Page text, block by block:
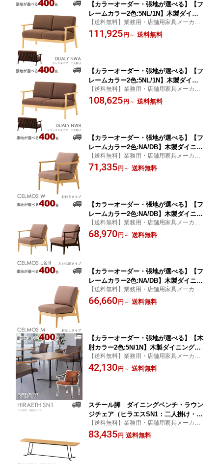
【カラーオーダー・張地が選べる】【フ
レームカラー2色:5NL/1N】木製ダイニ
ングチェア・ラウンジチェア・ソファ
（デュアリィNWA：ワークタイプ・二
【送料無料】業務用・店舗用家具メーカー
直送の高品質な家具をご家庭でも
111,925 円 ～ 送料無料
【カラーオーダー・張地が選べる】【フ
レームカラー2色:5NL/1N】木製ダイニ
ングチェア・ラウンジチェア・ソファ
（デュアリィNWB：リラックスタイ
【送料無料】業務用・店舗用家具メーカー
直送の高品質な家具をご家庭でも
108,625 円 ～ 送料無料
【カラーオーダー・張地が選べる】【フ
レームカラー2色:NA/DB】木製ダイニン
グチェア・ラウンジチェア・ソファ（セ
ルモスW：肘付きタイプ）CELMOS
【送料無料】業務用・店舗用家具メーカー
直送の高品質な家具をご家庭でも
71,335 円 ～ 送料無料
【カラーオーダー・張地が選べる】【フ
レームカラー2色:NA/DB】木製ダイニン
グチェア・ラウンジチェア・ソファ（セ
ルモスL・R：左・右肘タイプ）CELMO
【送料無料】業務用・店舗用家具メーカー
直送の高品質な家具をご家庭でも
68,970 円 ～ 送料無料
【カラーオーダー・張地が選べる】【フ
レームカラー2色:NA/DB】木製ダイニン
グチェア・ラウンジチェア・ソファ（セ
ルモスM：肘なしタイプ）CELMOS
【送料無料】業務用・店舗用家具メーカー
直送の高品質な家具をご家庭でも
66,660 円 ～ 送料無料
【カラーオーダー・張地が選べる】【木
肘カラー2色:5N/1N】木製ダイニングチ
ェア・ラウンジチェア・ソファ（ベルク
ト）BERCUT クレス おしゃれ(CRE
【送料無料】業務用・店舗用家具メーカー
直送の高品質な家具をご家庭でも
42,130 円 ～ 送料無料
スチール脚 ダイニングベンチ・ラウン
ジチェア（ヒラエスSN1：二人掛け・板
座タイプ）HIRAETH クレス おしゃれ(C
RES)[ロビー・ラウンジ・商業施設] 椅
【送料無料】業務用・店舗用家具メーカー
直送の高品質な家具をご家庭でも
83,435 円 送料無料